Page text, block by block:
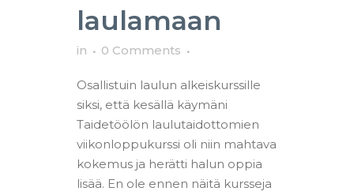
laulamaan
in 0 Comments
Osallistuin laulun alkeiskurssille
siksi, että kesällä käymäni
Taidetöölön laulutaidottomien
viikonloppukurssi oli niin mahtava
kokemus ja herätti halun oppia
lisää. En ole ennen näitä kursseja